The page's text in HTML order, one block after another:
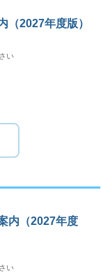
（2027年度版）
い
内（2027年度
い